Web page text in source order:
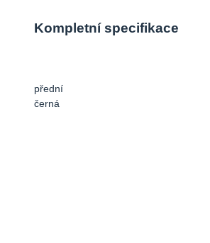
Kompletní specifikace
přední
černá